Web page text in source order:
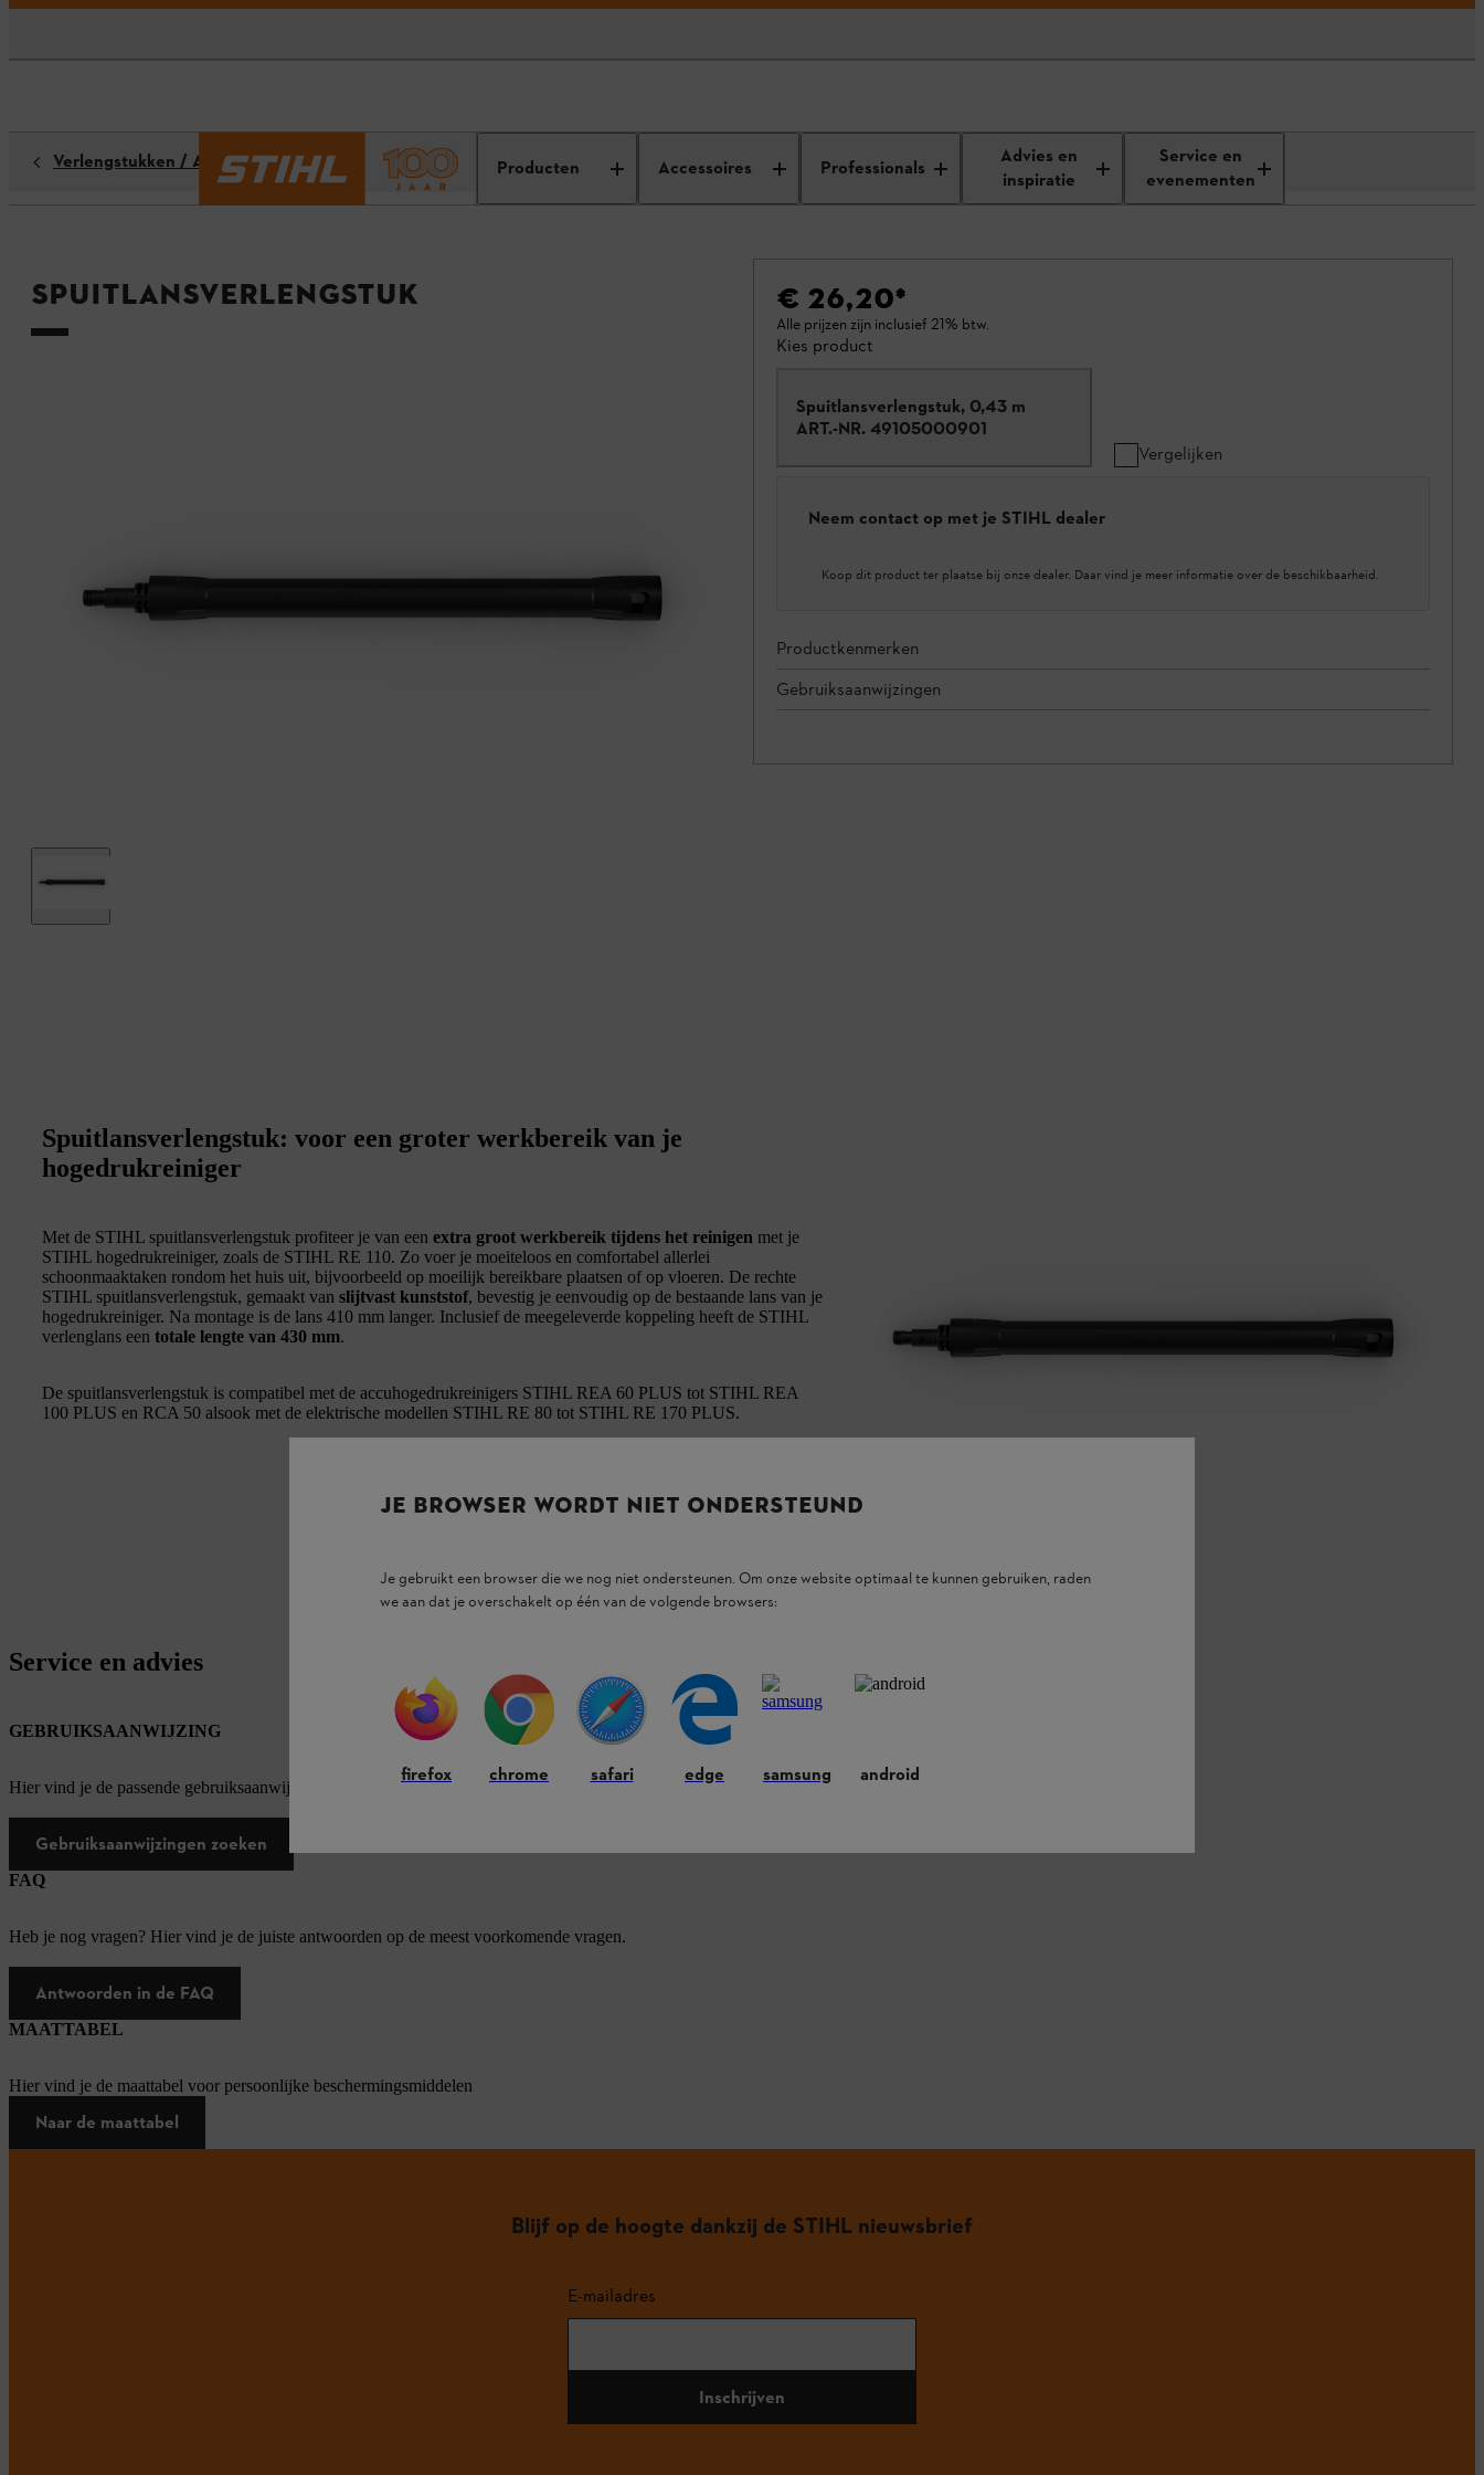
Producten Accessoires Professionals
Advies en
inspiratie
Service en
evenementen
Verlengstukken / Adapters
Spuitlansverlengstuk € 26,20*
Alle prijzen zijn inclusief 21% btw.
Kies product
Spuitlansverlengstuk, 0,43 m
ART.-NR. 49105000901
Vergelijken
Neem contact op met je STIHL dealer
Koop dit product ter plaatse bij onze dealer. Daar vind je meer informatie over de beschikbaarheid.
Productkenmerken
Gebruiksaanwijzingen
Spuitlansverlengstuk: voor een groter werkbereik van je
hogedrukreiniger
Met de STIHL spuitlansverlengstuk profiteer je van een extra groot werkbereik tijdens het reinigen met je
STIHL hogedrukreiniger, zoals de STIHL RE 110. Zo voer je moeiteloos en comfortabel allerlei
schoonmaaktaken rondom het huis uit, bijvoorbeeld op moeilijk bereikbare plaatsen of op vloeren. De rechte
STIHL spuitlansverlengstuk, gemaakt van slijtvast kunststof, bevestig je eenvoudig op de bestaande lans van je
hogedrukreiniger. Na montage is de lans 410 mm langer. Inclusief de meegeleverde koppeling heeft de STIHL
verlenglans een totale lengte van 430 mm.
De spuitlansverlengstuk is compatibel met de accuhogedrukreinigers STIHL REA 60 PLUS tot STIHL REA
100 PLUS en RCA 50 alsook met de elektrische modellen STIHL RE 80 tot STIHL RE 170 PLUS.
Service en advies
GEBRUIKSAANWIJZING
Hier vind je de passende gebruiksaanwijzingen voor onze STIHL producten.
Gebruiksaanwijzingen zoeken
FAQ
Heb je nog vragen? Hier vind je de juiste antwoorden op de meest voorkomende vragen.
Antwoorden in de FAQ
MAATTABEL
Hier vind je de maattabel voor persoonlijke beschermingsmiddelen
Naar de maattabel
Blijf op de hoogte dankzij de STIHL nieuwsbrief
E-mailadres
Inschrijven
JE BROWSER WORDT NIET ONDERSTEUND
Je gebruikt een browser die we nog niet ondersteunen. Om onze website optimaal te kunnen gebruiken, raden
we aan dat je overschakelt op één van de volgende browsers:
firefox chrome safari edge samsung android